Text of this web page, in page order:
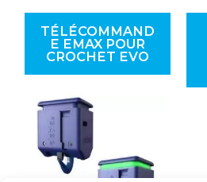
TÉLÉCOMMAND
E EMAX POUR
CROCHET EVO